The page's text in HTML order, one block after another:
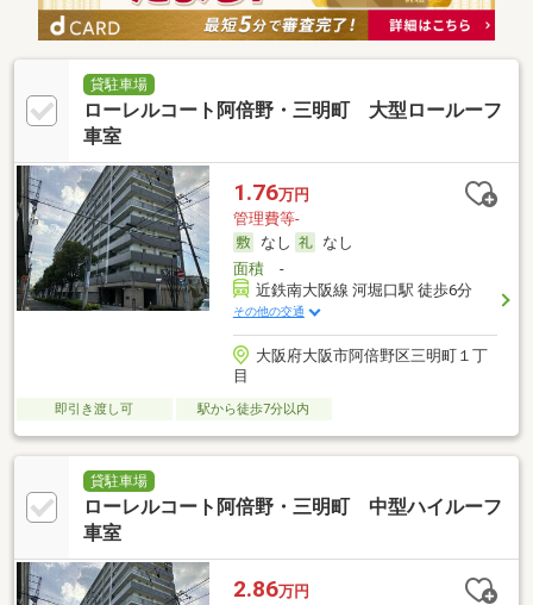
貸駐車場
ローレルコート阿倍野・三明町 大型ロールーフ
車室
1.76万円
管理費等-
なし
なし
面積-
近鉄南大阪線 河堀口駅 徒歩6分
その他の交通
大阪府大阪市阿倍野区三明町１丁
目
即引き渡し可 駅から徒歩7分以内
貸駐車場
ローレルコート阿倍野・三明町 中型ハイルーフ
車室
2.86万円